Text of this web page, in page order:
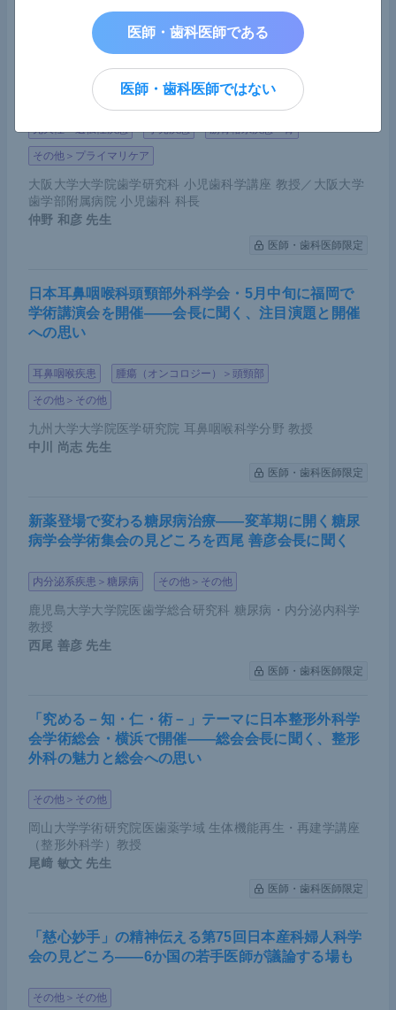
乳歯早期脱落の陰に低ホスファターゼ症の可能性―
―「遭遇した歯科医は小児歯科専門医と連携を」早
期発見に向け呼びかけ
先天性・遺伝性疾患 小児疾患 筋骨格系疾患＞骨
その他＞プライマリケア
大阪大学大学院歯学研究科 小児歯科学講座 教授／大阪大学
歯学部附属病院 小児歯科 科長
仲野 和彦 先生
医師・歯科医師限定
日本耳鼻咽喉科頭頸部外科学会・5月中旬に福岡で
学術講演会を開催――会長に聞く、注目演題と開催
への思い
耳鼻咽喉疾患 腫瘍（オンコロジー）＞頭頸部
その他＞その他
九州大学大学院医学研究院 耳鼻咽喉科学分野 教授
中川 尚志 先生
医師・歯科医師限定
新薬登場で変わる糖尿病治療――変革期に開く糖尿
病学会学術集会の見どころを西尾 善彦会長に聞く
内分泌系疾患＞糖尿病 その他＞その他
鹿児島大学大学院医歯学総合研究科 糖尿病・内分泌内科学
教授
西尾 善彦 先生
医師・歯科医師限定
「究める－知・仁・術－」テーマに日本整形外科学
会学術総会・横浜で開催――総会会長に聞く、整形
外科の魅力と総会への思い
その他＞その他
岡山大学学術研究院医歯薬学域 生体機能再生・再建学講座
（整形外科学）教授
尾﨑 敏文 先生
医師・歯科医師限定
「慈心妙手」の精神伝える第75回日本産科婦人科学
会の見どころ――6か国の若手医師が議論する場も
その他＞その他
医師・歯科医師ではない
医師・歯科医師である